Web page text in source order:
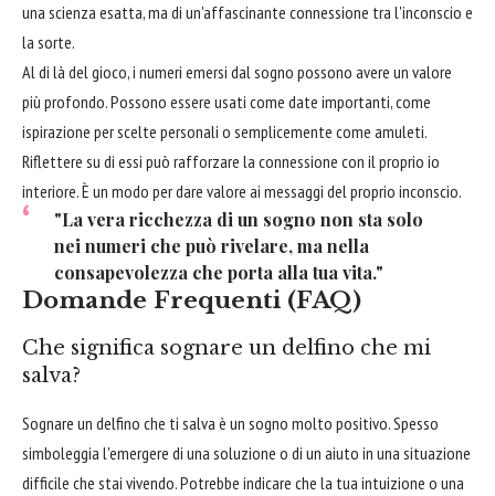
una scienza esatta, ma di un'affascinante connessione tra l'inconscio e
la sorte.
Al di là del gioco, i numeri emersi dal sogno possono avere un valore
più profondo. Possono essere usati come date importanti, come
ispirazione per scelte personali o semplicemente come amuleti.
Riflettere su di essi può rafforzare la connessione con il proprio io
interiore. È un modo per dare valore ai messaggi del proprio inconscio.
"La vera ricchezza di un sogno non sta solo
nei numeri che può rivelare, ma nella
consapevolezza che porta alla tua vita."
Domande Frequenti (FAQ)
Che significa sognare un delfino che mi
salva?
Sognare un delfino che ti salva è un sogno molto positivo. Spesso
simboleggia l'emergere di una soluzione o di un aiuto in una situazione
difficile che stai vivendo. Potrebbe indicare che la tua intuizione o una